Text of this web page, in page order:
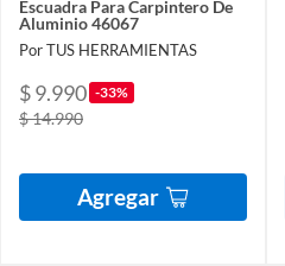
Escuadra Para Carpintero De
Aluminio 46067
Por TUS HERRAMIENTAS
$ 9.990 -33%
$ 14.990
Agregar